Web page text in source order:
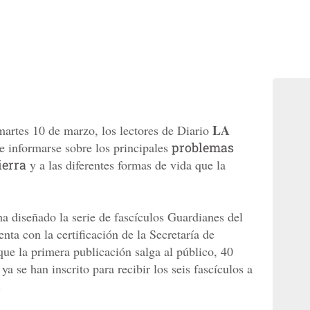
10 de marzo, los lectores de Diario LA
informarse sobre los principales problemas
y a las diferentes formas de vida que la
diseñado la serie de fascículos Guardianes del
con la certificación de la Secretaría de
la primera publicación salga al público, 40
se han inscrito para recibir los seis fascículos a